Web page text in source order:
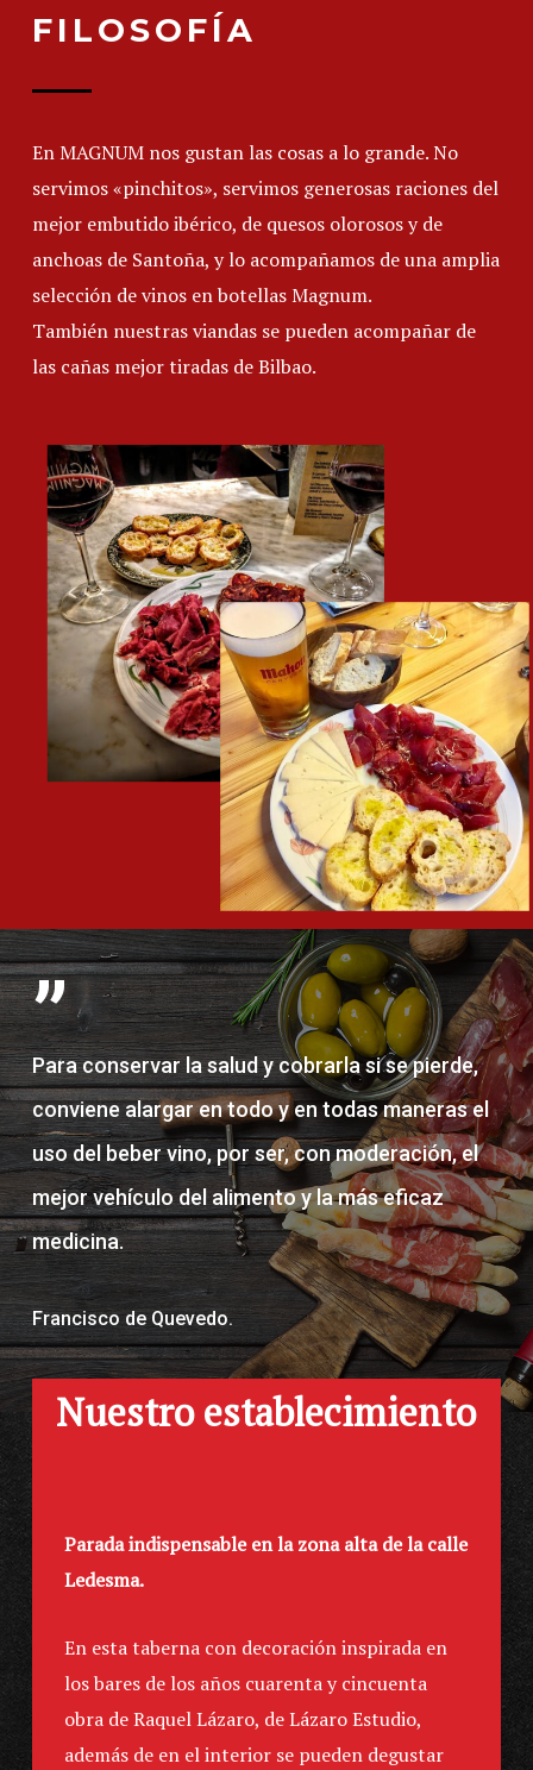
FILOSOFÍA
En MAGNUM nos gustan las cosas a lo grande. No
servimos «pinchitos», servimos generosas raciones del
mejor embutido ibérico, de quesos olorosos y de
anchoas de Santoña, y lo acompañamos de una amplia
selección de vinos en botellas Magnum.
También nuestras viandas se pueden acompañar de
las cañas mejor tiradas de Bilbao.
”
Para conservar la salud y cobrarla si se pierde,
conviene alargar en todo y en todas maneras el
uso del beber vino, por ser, con moderación, el
mejor vehículo del alimento y la más eficaz
medicina.
Francisco de Quevedo.
Nuestro establecimiento
Parada indispensable en la zona alta de la calle
Ledesma.
En esta taberna con decoración inspirada en
los bares de los años cuarenta y cincuenta
obra de Raquel Lázaro, de Lázaro Estudio,
además de en el interior se pueden degustar